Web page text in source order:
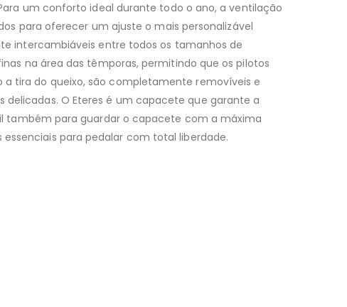
um conforto ideal durante todo o ano, a ventilação
para oferecer um ajuste o mais personalizável
intercambiáveis ​​entre todos os tamanhos de
na área das têmporas, permitindo que os pilotos
tira do queixo, são completamente removíveis e
delicadas. O Eteres é um capacete que garante a
também para guardar o capacete com a máxima
para pedalar com total liberdade.